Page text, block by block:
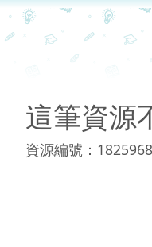
:::
這筆資源
資源編號：1825968